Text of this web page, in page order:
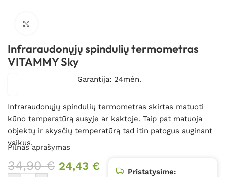
Infraraudonųjų spindulių termometras
VITAMMY Sky
Garantija: 24mėn.
Infraraudonųjų spindulių termometras skirtas matuoti
kūno temperatūrą ausyje ar kaktoje. Taip pat matuoja
objektų ir skysčių temperatūrą tad itin patogus auginant
vaikus.
Pilnas aprašymas
34,90€ 24,43 €
Pristatysime: